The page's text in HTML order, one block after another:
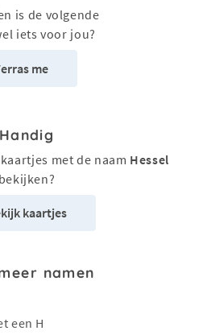
is de volgende
iets voor jou?
me
Handig
met de naam Hessel
bekijken?
kaartjes
namen
een H